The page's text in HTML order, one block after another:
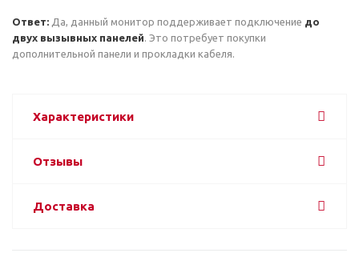
Ответ: Да, данный монитор поддерживает подключение до
двух вызывных панелей . Это потребует покупки
дополнительной панели и прокладки кабеля.
Характеристики
Отзывы
Доставка